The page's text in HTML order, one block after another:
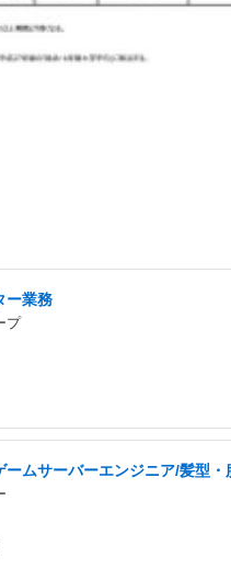
ー業務
プ
ームサーバーエンジニア/髪型